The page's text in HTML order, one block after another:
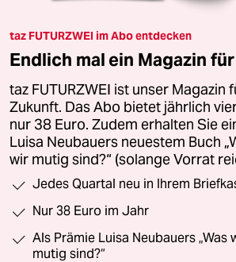
taz FUTURZWEI im Abo entdecken
Endlich mal ein Magazin
taz FUTURZWEI ist unser Magazin
Zukunft. Das Abo bietet jährlich
nur 38 Euro. Zudem erhalten Sie
Luisa Neubauers neuestem Buch
wir mutig sind?“ (solange Vorrat
Jedes Quartal neu in Ihrem
Nur 38 Euro im Jahr
Als Prämie Luisa Neubauers „Was
mutig sind?“